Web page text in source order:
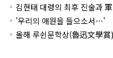
김현태 대령의 최후 진술과
'우리의 애원을 들으소서…'
올해 루쉰문학상(魯迅文學